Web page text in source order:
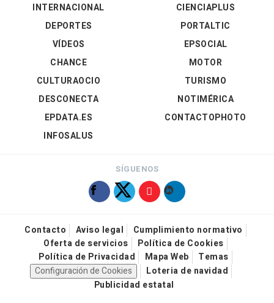
INTERNACIONAL
DEPORTES
VÍDEOS
CIENCIAPLUS
PORTALTIC
EPSOCIAL
CHANCE
CULTURAOCIO
DESCONECTA
EPDATA.ES
INFOSALUS
MOTOR
TURISMO
NOTIMÉRICA
CONTACTOPHOTO
SÍGUENOS
Contacto Aviso legal
Cumplimiento normativo
Oferta de servicios
Política de Cookies
Política de Privacidad
Mapa Web
Temas
Configuración de Cookies
Loteria de navidad
Publicidad estatal